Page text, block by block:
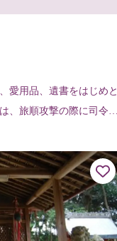
愛用品、遺書をはじめと
、旅順攻撃の際に司令部